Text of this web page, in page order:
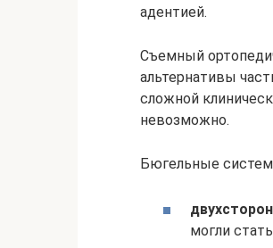
адентией.
Съемный
альтернативы
сложной
невозможно.
Бюгельные
могли